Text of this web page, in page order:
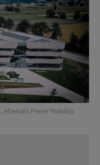
ehemals Pierer Mobility.